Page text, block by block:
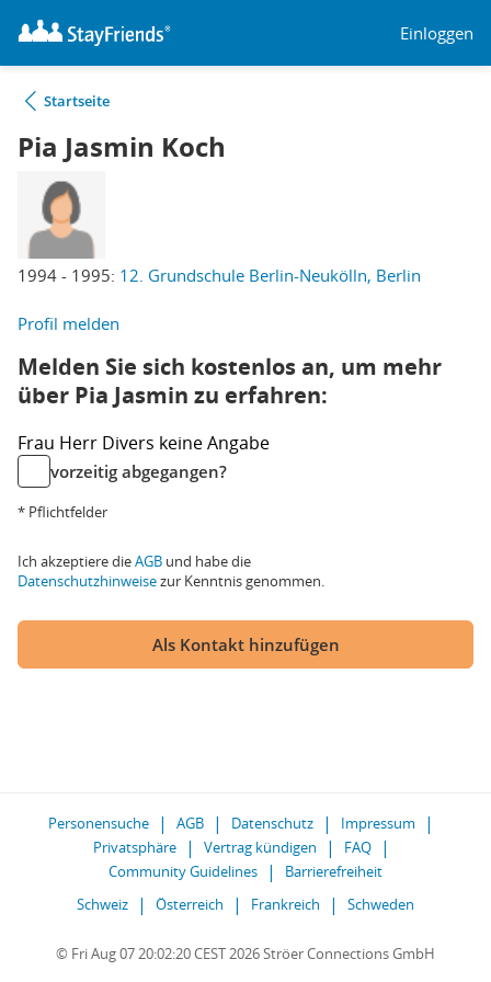
Einloggen
Startseite
Pia Jasmin Koch
1994 - 1995: 12. Grundschule Berlin-Neukölln, Berlin
Profil melden
Melden Sie sich kostenlos an, um mehr
über Pia Jasmin zu erfahren:
Frau Herr Divers keine Angabe
vorzeitig abgegangen?
* Pflichtfelder
Ich akzeptiere dieAGB und habe die
Datenschutzhinweisezur Kenntnis genommen.
Als Kontakt hinzufügen
Personensuche AGB Datenschutz
Impressum
Privatsphäre
Vertrag kündigen
FAQ
Community Guidelines
Barrierefreiheit
Schweiz
Österreich Frankreich Schweden
© Fri Aug 07 20:02:20 CEST 2026 Ströer Connections GmbH